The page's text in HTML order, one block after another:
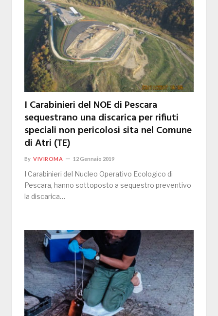
I Carabinieri del NOE di Pescara
sequestrano una discarica per rifiuti
speciali non pericolosi sita nel Comune
di Atri (TE)
By VIVIROMA 12 Gennaio 2019
I Carabinieri del Nucleo Operativo Ecologico di
Pescara, hanno sottoposto a sequestro preventivo
la discarica…